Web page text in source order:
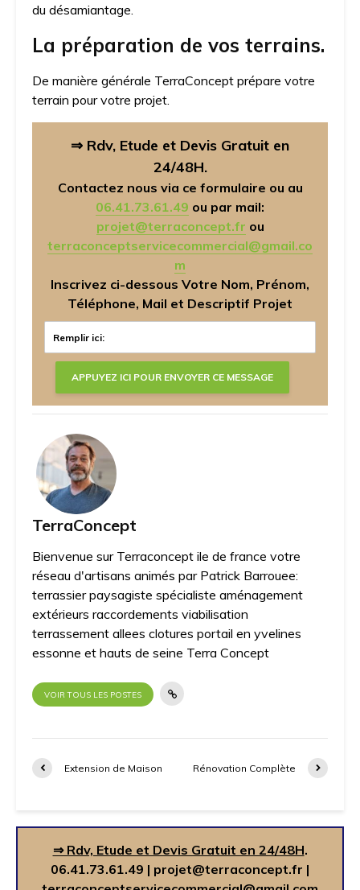
du désamiantage.
La préparation de vos terrains.
De manière générale TerraConcept prépare votre
terrain pour votre projet.
⇒ Rdv, Etude et Devis Gratuit en
24/48H.
Contactez nous via ce formulaire ou au
06.41.73.61.49 ou par mail:
projet@terraconcept.fr ou
terraconceptservicecommercial@gmail.co
m
Inscrivez ci-dessous Votre Nom, Prénom,
Téléphone, Mail et Descriptif Projet
TerraConcept
Bienvenue sur Terraconcept ile de france votre
réseau d'artisans animés par Patrick Barrouee:
terrassier paysagiste spécialiste aménagement
extérieurs raccordements viabilisation
terrassement allees clotures portail en yvelines
essonne et hauts de seine Terra Concept
VOIR TOUS LES POSTES
Extension de Maison Rénovation Complète
⇒ Rdv, Etude et Devis Gratuit en 24/48H.
06.41.73.61.49 | projet@terraconcept.fr |